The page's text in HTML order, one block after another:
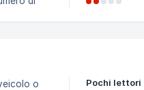
o
Pochi lettori